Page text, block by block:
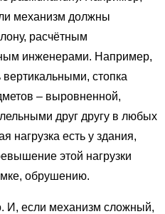
механизм должны
расчётным
инженерами. Например,
стопка
– выровненной,
друг другу в любых
нагрузка есть у здания,
этой нагрузки
обрушению.
И, если механизм сложный,